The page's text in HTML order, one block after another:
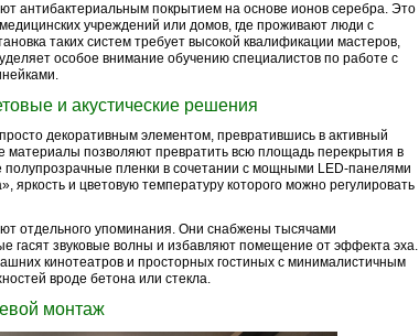
антибактериальным покрытием на основе ионов серебра. Это
учреждений или домов, где проживают люди с
таких систем требует высокой квалификации мастеров,
уделяет особое внимание обучению специалистов по работе с
и акустические решения
декоративным элементом, превратившись в активный
материалы позволяют превратить всю площадь перекрытия в
пленки в сочетании с мощными LED-панелями
яркость и цветовую температуру которого можно регулировать
отдельного упоминания. Они снабжены тысячами
гасят звуковые волны и избавляют помещение от эффекта эха.
кинотеатров и просторных гостиных с минималистичным
вроде бетона или стекла.
монтаж